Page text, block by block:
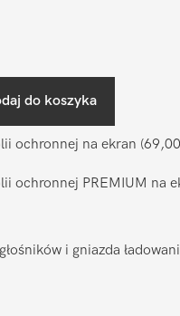
do koszyka
ochronnej na ekran
ochronnej PREMIUM na
i gniazda